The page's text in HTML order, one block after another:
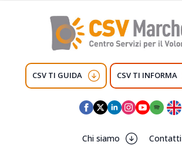
CSV TI GUIDA CSV TI INFORMA
Chi siamo Contatti